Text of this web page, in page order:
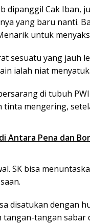
dipanggil Cak Iban,
yang baru nanti.
untuk
sesuatu yang jauh
ialah niat
di tubuh
mengering,
Antara Pena dan
SK bisa
disatukan dengan
tangan-tangan sabar